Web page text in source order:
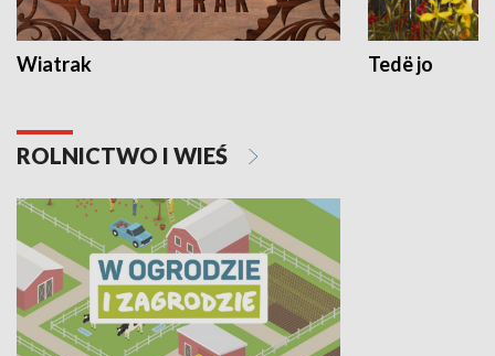
Wiatrak Tedë jo
ROLNICTWO I WIEŚ